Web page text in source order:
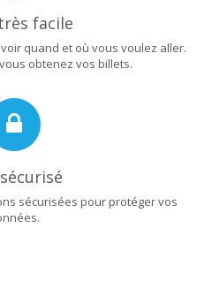
facile
quand et où vous voulez aller.
obtenez vos billets.
sécurisées pour protéger vos